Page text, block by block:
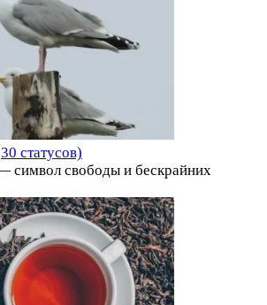
статусов)
символ свободы и бескрайних